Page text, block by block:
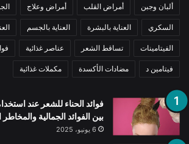
ألبان وجبن أمراض القلب أمراض وعلاج
السكري العناية بالبشرة العناية بالجسم
الفيتامينات تساقط الشعر عناصر غذائية
فيتامين د مضادات الأكسدة مكملات غذائية
فوائد الحناء للشعر عند
بين الفوائد الجمالية والمخاطر
6 يونيو، 2025